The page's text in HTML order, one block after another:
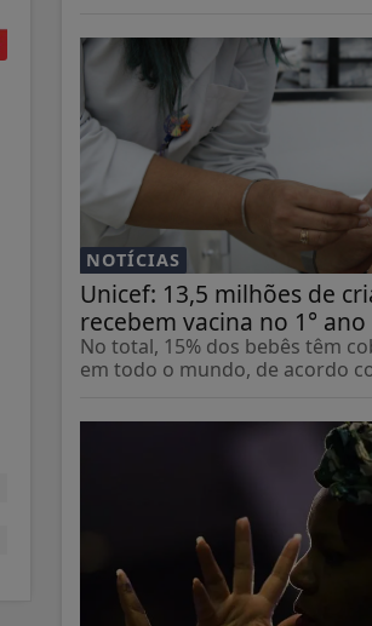
NOTÍCIAS
Unicef: 13,5 milhões de
recebem vacina no 1°
No total, 15% dos bebês têm
em todo o mundo, de acordo